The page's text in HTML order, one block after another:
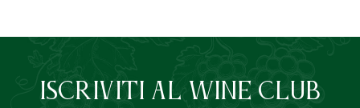
ISCRIVITI AL Wine Club